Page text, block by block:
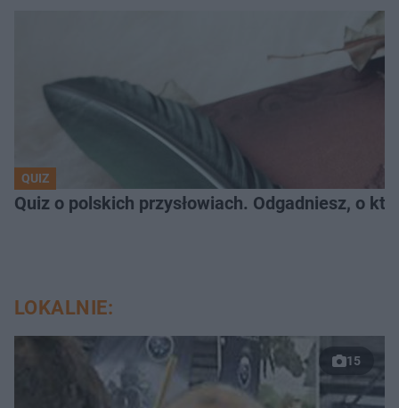
QUIZ
Quiz o polskich przysłowiach. Odgadniesz, o
LOKALNIE:
15